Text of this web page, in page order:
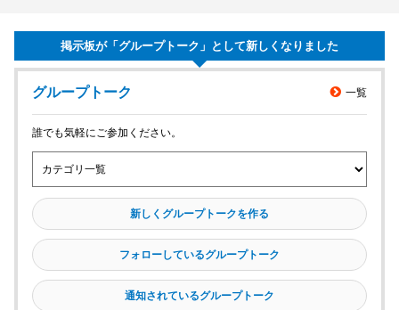
グループトークを見る
タイムラインを見る
掲示板が「グループトーク」として新しくなりました
グループトーク 一覧
誰でも気軽にご参加ください。
新しくグループトークを作る
フォローしているグループトーク
通知されているグループトーク